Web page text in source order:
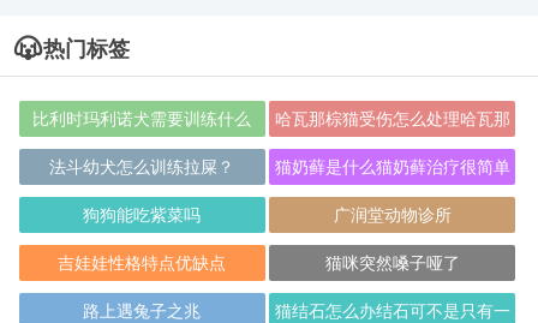
热门标签
比利时玛利诺犬需要训练什么
哈瓦那棕猫受伤怎么处理哈瓦那
猫受伤紧急处
法斗幼犬怎么训练拉屎？ 猫奶藓是什么猫奶藓治疗很简单
狗狗能吃紫菜吗 广润堂动物诊所
吉娃娃性格特点优缺点 猫咪突然嗓子哑了
路上遇兔子之兆
猫结石怎么办结石可不是只有一